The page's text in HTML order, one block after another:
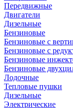
Передвижные
Двигатели
Дизельные
Бензиновые
Бензиновые с
Бензиновые с
Бензиновые
Бензиновые
Лодочные
Тепловые пушки
Дизельные
Электрические